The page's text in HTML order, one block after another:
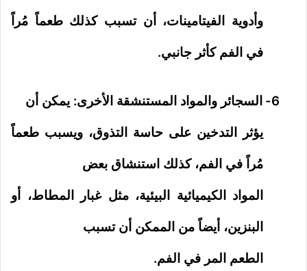
وأدوية الفيتامينات، أن تسبب كذلك طعماً مُراً
في الفم كأثر جانبي.
6-
السجائر والمواد المستنشقة الأخرى: يمكن أن
يؤثر التدخين على حاسة التذوق، ويسبب طعماً
مُراً في الفم، كذلك استنشاق بعض
المواد الكيميائية البيئية، مثل غبار المطاط، أو
البنزين، أيضاً من الممكن أن تسبب
الطعم المر في الفم.